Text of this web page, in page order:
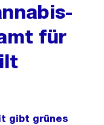
für
gibt grünes